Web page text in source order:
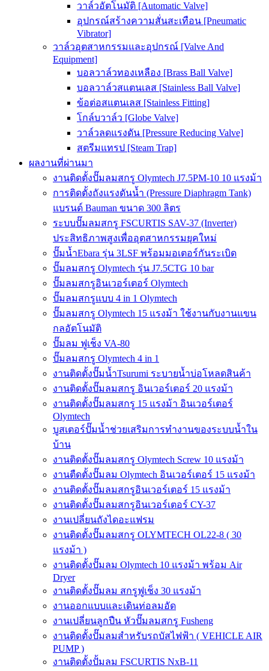
วาล์วอัตโนมัติ [Automatic Valve]
อุปกรณ์สร้างความสั่นสะเทือน [Pneumatic
Vibrator]
วาล์วอุตสาหกรรมและอุปกรณ์ [Valve And
Equipment]
บอลวาล์วทองเหลือง [Brass Ball Valve]
บอลวาล์วสแตนเลส [Stainless Ball Valve]
ข้อต่อสแตนเลส [Stainless Fitting]
โกล์บวาล์ว [Globe Valve]
วาล์วลดแรงดัน [Pressure Reducing Valve]
สตรีมแทรป [Steam Trap]
ผลงานที่ผ่านมา
งานติดตั้งปั๊มลมสกรู Olymtech J7.5PM-10 10 แรงม้า
การติดตั้งถังแรงดันน้ำ (Pressure Diaphragm Tank)
แบรนด์ Bauman ขนาด 300 ลิตร
ระบบปั๊มลมสกรู FSCURTIS SAV-37 (Inverter)
ประสิทธิภาพสูงเพื่ออุตสาหกรรมยุคใหม่
ปั๊มน้ำEbara รุ่น 3LSF พร้อมมอเตอร์กันระเบิด
ปั๊มลมสกรู Olymtech รุ่น J7.5CTG 10 bar
ปั๊มลมสกรูอินเวอร์เตอร์ Olymtech
ปั๊มลมสกรูแบบ 4 in 1 Olymtech
ปั๊มลมสกรู Olymtech 15 แรงม้า ใช้งานกับงานแขน
กลอัตโนมัติ
ปั๊มลม ฟูเช็ง VA-80
ปั๊มลมสกรู Olymtech 4 in 1
งานติดตั้งปั๊มน้ำTsurumi ระบายน้ำบ่อโหลดสินค้า
งานติดตั้งปั๊มลมสกรู อินเวอร์เตอร์ 20 แรงม้า
งานติดตั้งปั๊มลมสกรู 15 แรงม้า อินเวอร์เตอร์
Olymtech
บูสเตอร์ปั๊มน้ำช่วยเสริมการทำงานของระบบน้ำใน
บ้าน
งานติดตั้งปั๊มลมสกรู Olymtech Screw 10 แรงม้า
งานตืดตั้งปั๊มลม Olymtech อินเวอร์เตอร์ 15 แรงม้า
งานติดตั้งปั๊มลมสกรูอินเวอร์เตอร์ 15 แรงม้า
งานติดตั้งปั๊มลมสกรูอินเวอร์เตอร์ CY-37
งานเปลี่ยนถังไดอะแฟรม
งานติดตั้งปั๊มลมสกรู OLYMTECH OL22-8 ( 30
แรงม้า )
งานติดตั้งปั๊มลม Olymtech 10 แรงม้า พร้อม Air
Dryer
งานติดตั้งปั๊มลม สกรูฟูเช็ง 30 แรงม้า
งานออกแบบและเดินท่อลมอัด
งานเปลี่ยนลูกปืน หัวปั๊มลมสกรู Fusheng
งานติดตั้งปั๊มลมสำหรับรถบัสไฟฟ้า ( VEHICLE AIR
PUMP )
งานติดตั้งปั้มลม FSCURTIS NxB-11